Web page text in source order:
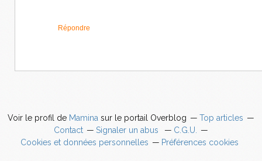
Répondre
Voir le profil de Mamina sur le portail Overblog
Top articles
Contact
Signaler un abus
C.G.U.
Cookies et données personnelles
Préférences cookies